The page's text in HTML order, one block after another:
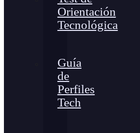
Orientación
Tecnológica
Guía
de
Perfiles
Tech